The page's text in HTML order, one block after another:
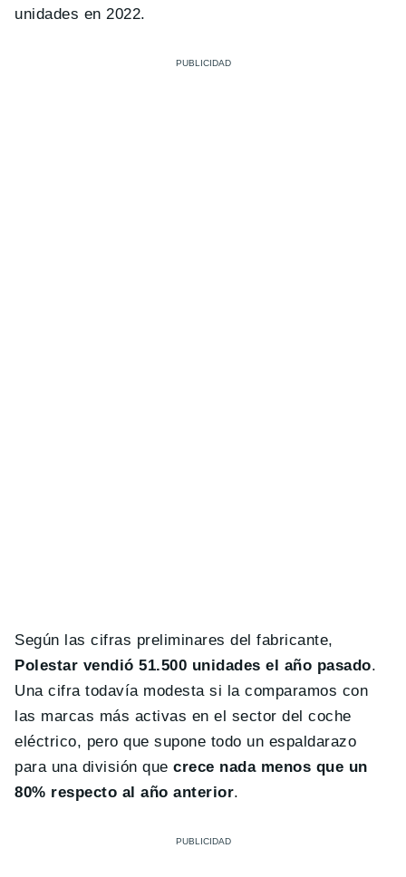
unidades en 2022.
Según las cifras preliminares del fabricante,
Polestar vendió 51.500 unidades el año pasado.
Una cifra todavía modesta si la comparamos con
las marcas más activas en el sector del coche
eléctrico, pero que supone todo un espaldarazo
para una división quecrece nada menos que un
80% respecto al año anterior.